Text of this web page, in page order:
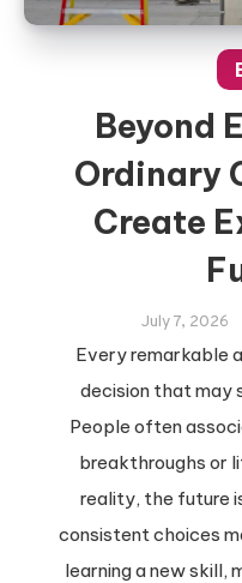
Beyond
Ordinary
Create
July 7, 2026
Every remarkable
decision that may
People often
breakthroughs or
reality, the future
consistent choices
learning a new skill,